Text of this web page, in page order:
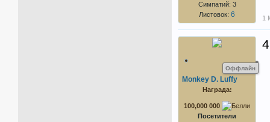
Симпатий: 3
Листовок: 6 1
Оффлайн
Monkey D. Luffy
Награда:
100,000 000
Посетители